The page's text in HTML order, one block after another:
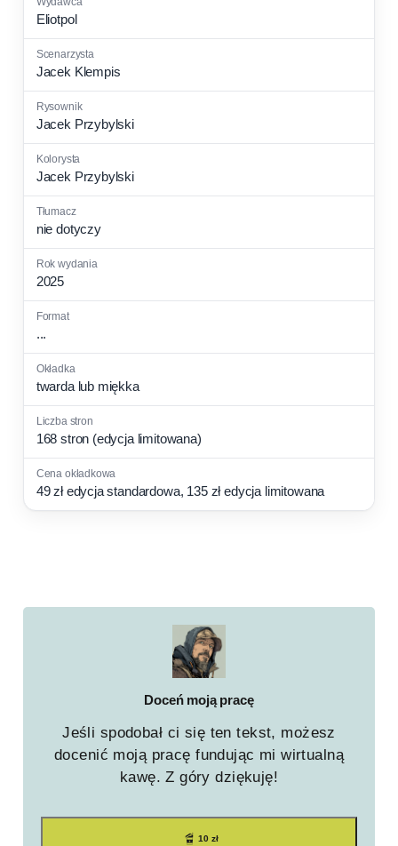
Eliotpol
Jacek Klempis
Jacek Przybylski
Jacek Przybylski
nie dotyczy
2025
...
twarda lub miękka
168 stron (edycja limitowana)
49 zł edycja standardowa, 135 zł edycja limitowana